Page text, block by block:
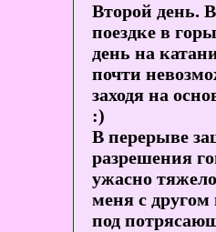
Второй день.
поездке в
день на
почти
заходя на
:)
В перерыве
разрешения
ужасно
меня с
под